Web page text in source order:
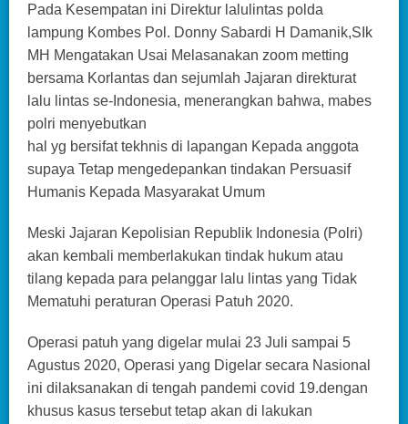
Pada Kesempatan ini Direktur lalulintas polda
lampung Kombes Pol. Donny Sabardi H Damanik,SIk
MH Mengatakan Usai Melasanakan zoom metting
bersama Korlantas dan sejumlah Jajaran direkturat
lalu lintas se-Indonesia, menerangkan bahwa, mabes
polri menyebutkan
hal yg bersifat tekhnis di lapangan Kepada anggota
supaya Tetap mengedepankan tindakan Persuasif
Humanis Kepada Masyarakat Umum
Meski Jajaran Kepolisian Republik Indonesia (Polri)
akan kembali memberlakukan tindak hukum atau
tilang kepada para pelanggar lalu lintas yang Tidak
Mematuhi peraturan Operasi Patuh 2020.
Operasi patuh yang digelar mulai 23 Juli sampai 5
Agustus 2020, Operasi yang Digelar secara Nasional
ini dilaksanakan di tengah pandemi covid 19.dengan
khusus kasus tersebut tetap akan di lakukan